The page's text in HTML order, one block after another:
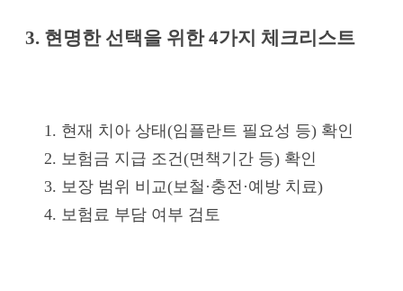
3. 현명한 선택을 위한 4가지 체크리스트
현재 치아 상태(임플란트 필요성 등) 확인
보험금 지급 조건(면책기간 등) 확인
보장 범위 비교(보철·충전·예방 치료)
보험료 부담 여부 검토